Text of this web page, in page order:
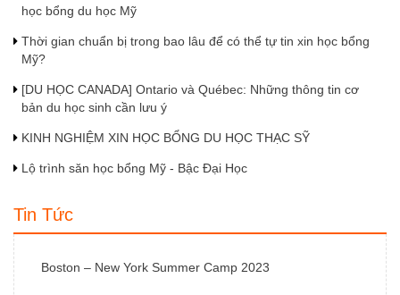
học bổng du học Mỹ
Thời gian chuẩn bị trong bao lâu để có thể tự tin xin học bổng
Mỹ?
[DU HỌC CANADA] Ontario và Québec: Những thông tin cơ
bản du học sinh cần lưu ý
KINH NGHIỆM XIN HỌC BỔNG DU HỌC THẠC SỸ
Lộ trình săn học bổng Mỹ - Bậc Đại Học
Tin Tức
Boston – New York Summer Camp 2023